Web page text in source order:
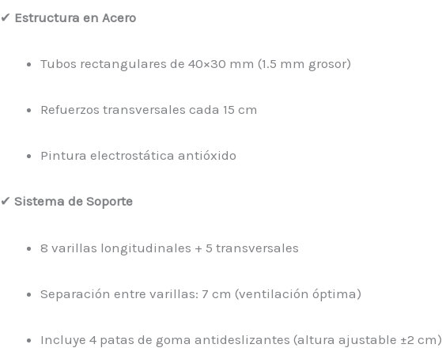
✔ Estructura en Acero
Tubos rectangulares de 40×30 mm (1.5 mm grosor)
Refuerzos transversales cada 15 cm
Pintura electrostática antióxido
✔ Sistema de Soporte
8 varillas longitudinales + 5 transversales
Separación entre varillas: 7 cm (ventilación óptima)
Incluye 4 patas de goma antideslizantes (altura ajustable ±2 cm)